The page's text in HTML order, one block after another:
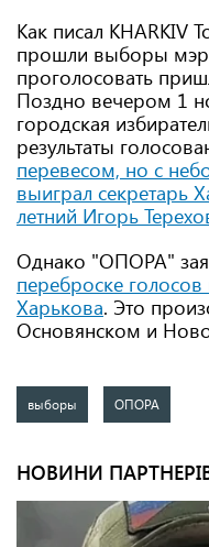
Как писал KHARKIV
прошли выборы
проголосовать
Поздно вечером 1
городская
результаты
перевесом, но с
выиграл секретарь
летний Игорь
Однако "ОПОРА"
переброске
Харькова. Это
Основянском и
выборы ОПОРА